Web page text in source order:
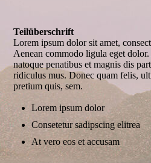
Teilüberschrift
Lorem ipsum dolor sit amet,
Aenean commodo ligula eget
natoque penatibus et magnis dis
ridiculus mus. Donec quam felis,
pretium quis, sem.
Lorem ipsum dolor
Consetetur sadipscing elitrea
At vero eos et accusam